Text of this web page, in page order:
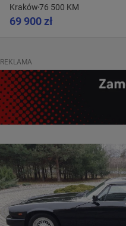
Kraków76 500 KM
69 900 zł
REKLAMA